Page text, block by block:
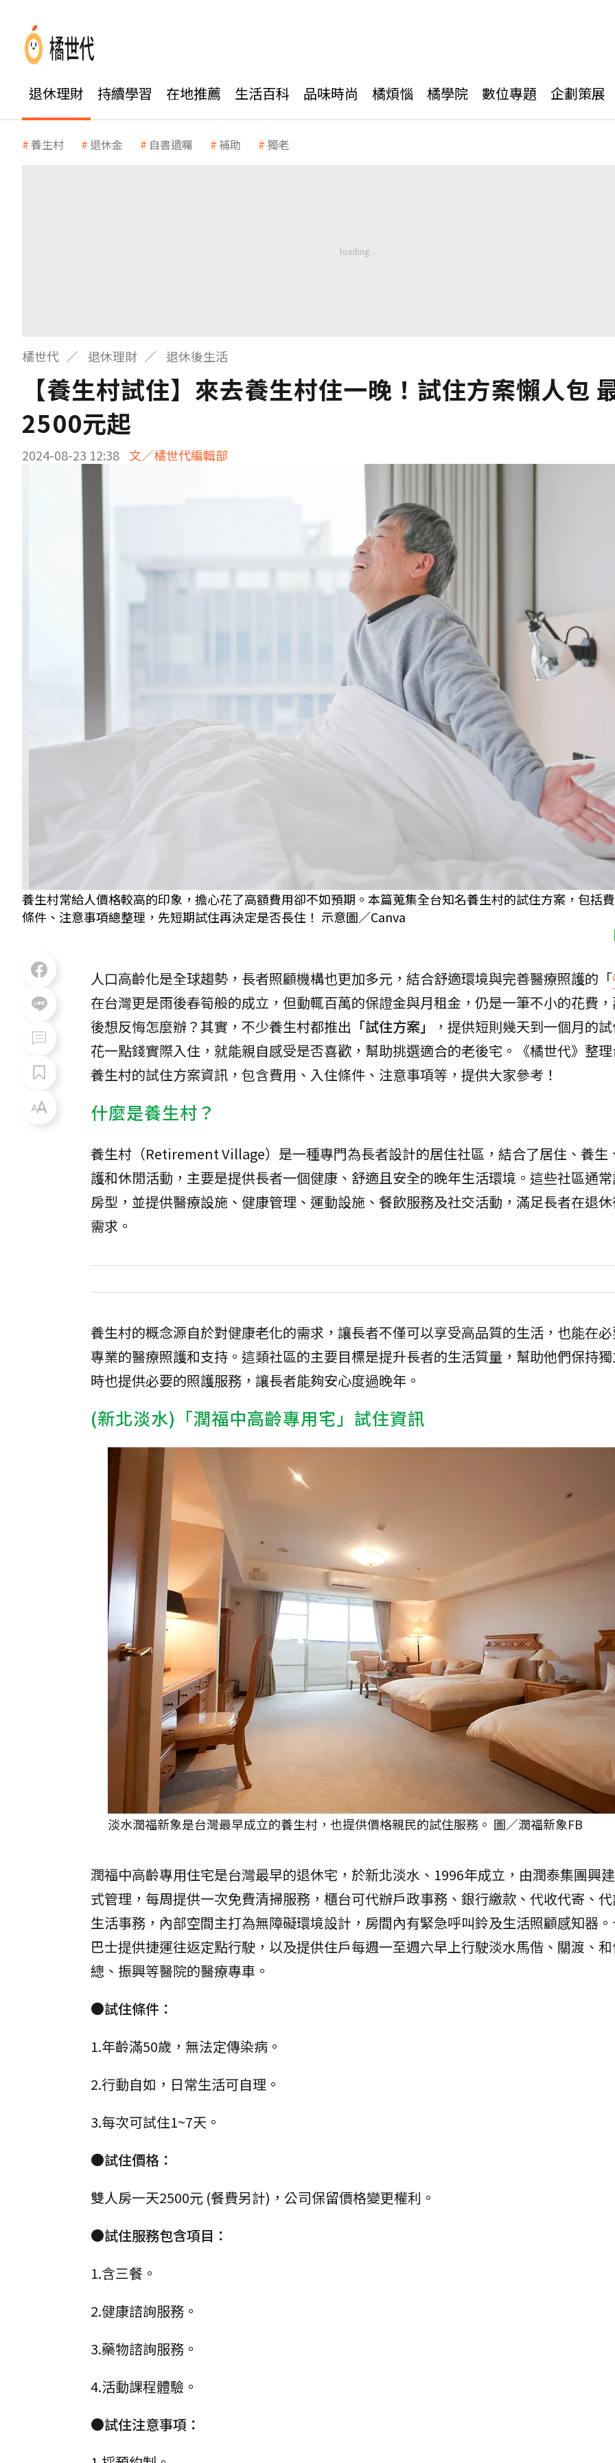
退休理財 持續學習 在地推薦 生活百科 品味時尚 橘煩惱 橘學院 數位專題 企劃策展
養生村 退休金 自書遺囑 補助 獨老
橘世代 退休理財 退休後生活
【養生村試住】來去養生村住一晚！試住方案懶人包
2500元起
2024-08-23 12:38 文／橘世代編輯部
養生村常給人價格較高的印象，擔心花了高額費用卻不如預期。本篇蒐集全台知名養生村的試住方案，包括
條件、注意事項總整理，先短期試住再決定是否長住！ 示意圖／Canva
人口高齡化是全球趨勢，長者照顧機構也更加多元，結合舒適環境與完善醫療照護的「
在台灣更是雨後春筍般的成立，但動輒百萬的保證金與月租金，仍是一筆不小的花費
後想反悔怎麼辦？其實，不少養生村都推出 「試住方案」
，提供短則幾天到一個月的
花一點錢實際入住，就能親自感受是否喜歡，幫助挑選適合的老後宅。《橘世代》整
養生村的試住方案資訊，包含費用、入住條件、注意事項等，提供大家參考！
什麼是養生村？
養生村（Retirement Village）是一種專門為長者設計的居住社區，結合了居住、養生
護和休閒活動，主要是提供長者一個健康、舒適且安全的晚年生活環境。這些社區通
房型，並提供醫療設施、健康管理、運動設施、餐飲服務及社交活動，滿足長者在退
需求。
養生村的概念源自於對健康老化的需求，讓長者不僅可以享受高品質的生活，也能在
專業的醫療照護和支持。這類社區的主要目標是提升長者的生活質量，幫助他們保持
時也提供必要的照護服務，讓長者能夠安心度過晚年。
(新北淡水)「潤福中高齡專用宅」試住資訊
淡水潤福新象是台灣最早成立的養生村，也提供價格親民的試住服務。 圖／潤福新象FB
潤福中高齡專用住宅是台灣最早的退休宅，於新北淡水、1996年成立，由潤泰集團興
式管理，每周提供一次免費清掃服務，櫃台可代辦戶政事務、銀行繳款、代收代寄、
生活事務，內部空間主打為無障礙環境設計，房間內有緊急呼叫鈴及生活照顧感知器
巴士提供捷運往返定點行駛，以及提供住戶每週一至週六早上行駛淡水馬偕、關渡、
總、振興等醫院的醫療專車。
●試住條件：
1.年齡滿50歲，無法定傳染病。
2.行動自如，日常生活可自理。
3.每次可試住1~7天。
●試住價格：
雙人房一天2500元 (餐費另計)，公司保留價格變更權利。
●試住服務包含項目：
1.含三餐。
2.健康諮詢服務。
3.藥物諮詢服務。
4.活動課程體驗。
●試住注意事項：